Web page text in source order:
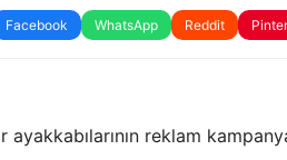
Facebook WhatsApp Reddit
reklam